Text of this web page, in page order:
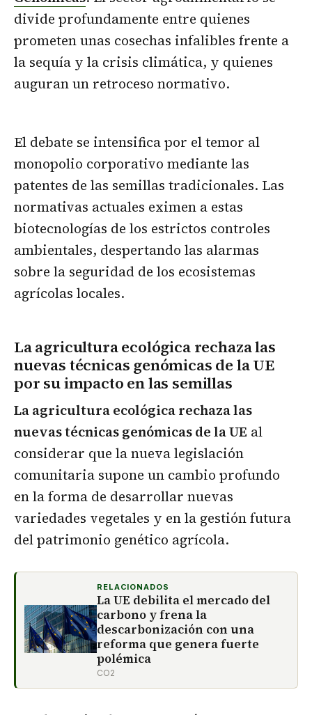
divide profundamente entre quienes
prometen unas cosechas infalibles frente a
la sequía y la crisis climática, y quienes
auguran un retroceso normativo.
El debate se intensifica por el temor al
monopolio corporativo mediante las
patentes de las semillas tradicionales. Las
normativas actuales eximen a estas
biotecnologías de los estrictos controles
ambientales, despertando las alarmas
sobre la seguridad de los ecosistemas
agrícolas locales.
La agricultura ecológica rechaza las
nuevas técnicas genómicas de la UE
por su impacto en las semillas
La agricultura ecológica rechaza las
nuevas técnicas genómicas de la UE al
considerar que la nueva legislación
comunitaria supone un cambio profundo
en la forma de desarrollar nuevas
variedades vegetales y en la gestión futura
del patrimonio genético agrícola.
RELACIONADOS
La UE debilita el mercado del
carbono y frena la
descarbonización con una
reforma que genera fuerte
polémica
CO2